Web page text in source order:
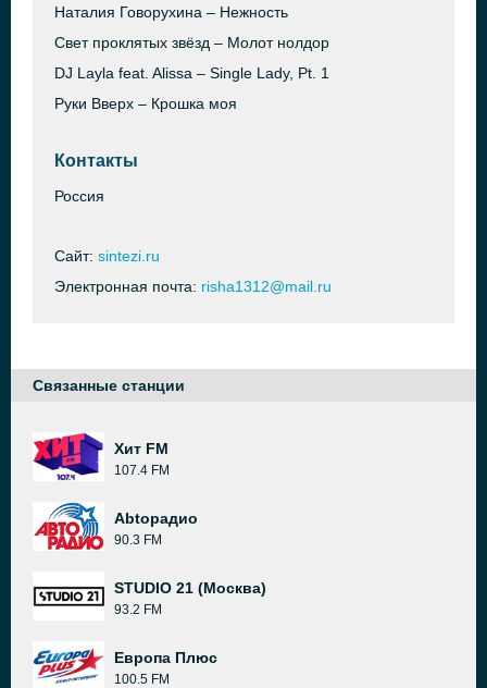
Наталия Говорухина – Нежность
Свет проклятых звёзд – Молот нолдор
DJ Layla feat. Alissa – Single Lady, Pt. 1
Руки Вверх – Крошка моя
Контакты
Россия
Сайт: sintezi.ru
Электронная почта: risha1312@mail.ru
Связанные станции
Хит FM
107.4 FM
Abtoрадио
90.3 FM
STUDIO 21 (Москва)
93.2 FM
Европа Плюс
100.5 FM